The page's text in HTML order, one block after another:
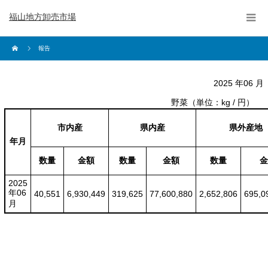
福山地方卸売市場
報告
2025 年06 月
野菜（単位：kg / 円）
年月
市内産 県内産 県外産地
数量 金額 数量 金額 数量
2025
年06
月
40,551 6,930,449 319,625 77,600,880 2,652,806